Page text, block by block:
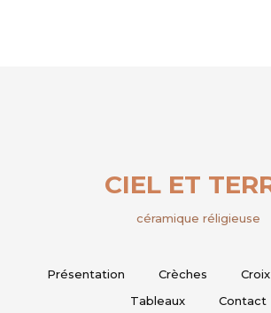
CIEL ET
céramique réligieuse
Présentation Crèches Croix
Tableaux
Contact